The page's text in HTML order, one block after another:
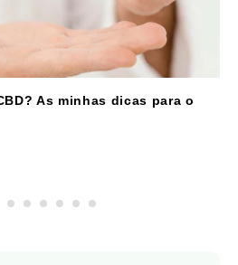
As minhas dicas para o